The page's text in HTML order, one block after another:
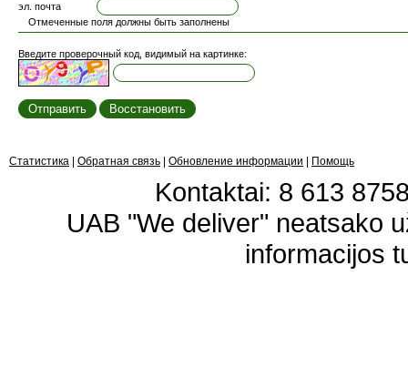
эл. почта
Отмеченные поля должны быть заполнены
Введите проверочный код, видимый на картинке:
Статистика Обратная связь Обновление информации Помощь
Kontaktai: 8 613
UAB "We deliver" neatsako
informacijos